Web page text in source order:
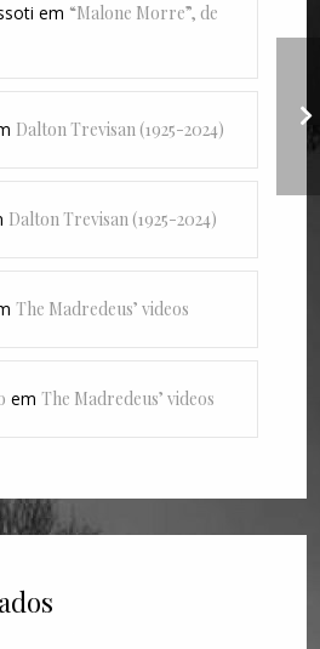
em “Malone Morre”, de
Dalton Trevisan (1925-2024)
Dalton Trevisan (1925-2024)
The Madredeus’ videos
emThe Madredeus’ videos